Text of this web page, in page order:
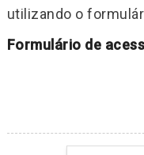
utilizando o
Formulário de